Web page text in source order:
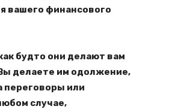
вашего финансового
будто они делают вам
делаете им одолжение,
переговоры или
случае,